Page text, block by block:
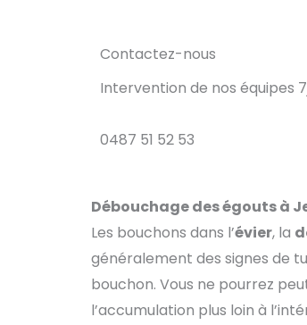
Contactez-nous
Intervention de nos équipes
0487 51 52 53
Débouchage des égouts à
Les bouchons dans l’évier, la
généralement des signes de
bouchon. Vous ne pourrez
l’accumulation plus loin à